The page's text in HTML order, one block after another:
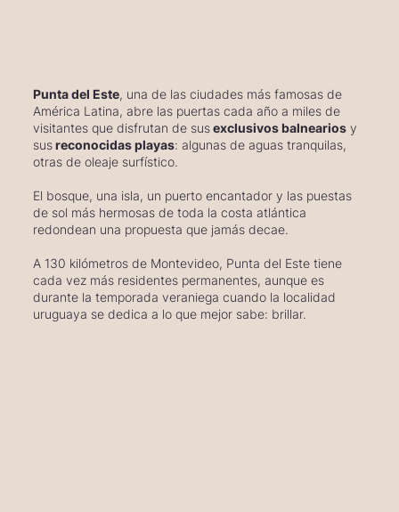
Punta del Este, una de las ciudades más famosas de
América Latina, abre las puertas cada año a miles de
visitantes que disfrutan de susexclusivos balneariosy
susreconocidas playas: algunas de aguas tranquilas,
otras de oleaje surfístico.
El bosque, una isla, un puerto encantador y las puestas
de sol más hermosas de toda la costa atlántica
redondean una propuesta que jamás decae.
A 130 kilómetros de Montevideo, Punta del Este tiene
cada vez más residentes permanentes, aunque es
durante la temporada veraniega cuando la localidad
uruguaya se dedica a lo que mejor sabe: brillar.